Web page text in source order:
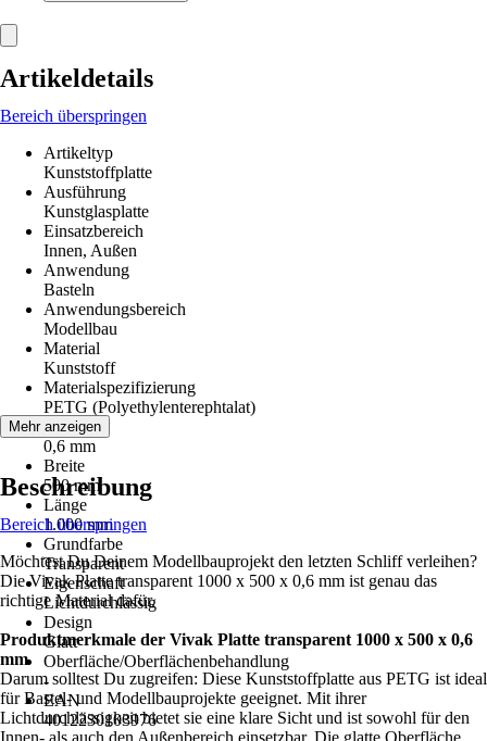
Artikeldetails
Bereich überspringen
Artikeltyp
Kunststoffplatte
Ausführung
Kunstglasplatte
Einsatzbereich
Innen, Außen
Anwendung
Basteln
Anwendungsbereich
Modellbau
Material
Kunststoff
Materialspezifizierung
PETG (Polyethylenterephtalat)
Stärke
0,6 mm
Breite
500 mm
Länge
1.000 mm
Grundfarbe
Transparent
Eigenschaft
Lichtdurchlässig
Design
Glatt
Oberfläche/Oberflächenbehandlung
-
EAN
4012230103976
Mehr anzeigen
Beschreibung
Bereich überspringen
Möchtest Du Deinem Modellbauprojekt den letzten Schliff verleihen?
Die Vivak Platte transparent 1000 x 500 x 0,6 mm ist genau das
richtige Material dafür.
Produktmerkmale der Vivak Platte transparent 1000 x 500 x 0,6
mm
Darum solltest Du zugreifen: Diese Kunststoffplatte aus PETG ist ideal
für Bastel- und Modellbauprojekte geeignet. Mit ihrer
Lichtdurchlässigkeit bietet sie eine klare Sicht und ist sowohl für den
Innen- als auch den Außenbereich einsetzbar. Die glatte Oberfläche